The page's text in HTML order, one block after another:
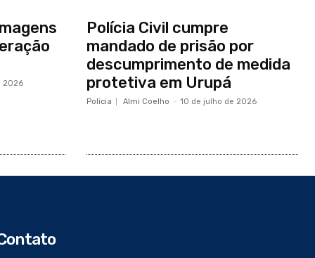
2026
Polícia Civil cumpre
mandado de prisão por
descumprimento de medida
protetiva em Urupá
Policia Almi Coelho - 10 de julho de 2026